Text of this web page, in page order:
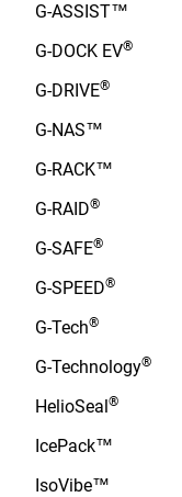
G-ASSIST™
G-DOCK EV®
G-DRIVE®
G-NAS™
G-RACK™
G-RAID®
G-SAFE®
G-SPEED®
G-Tech®
G-Technology®
HelioSeal®
IcePack™
IsoVibe™